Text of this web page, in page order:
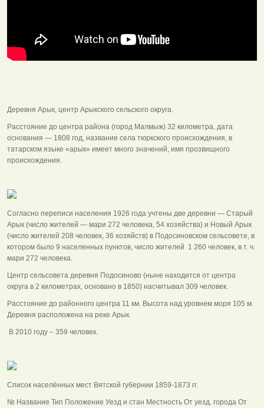
Деревня Арык, центр Арыкского сельского округа.
Расстояние до центра района (город Малмыж) 32 километра, дата
основания — 1808 год, название села тюркского происхождения, в
татарском языке «арык» имеет много значений, имя прозвищного
происхождения.
Согласно переписи населения 1926 года учтены две деревни — Старый
Арык (число жителей — мари 272 человека, 54 хозяйства) и Новый Арык
(число жителей 208 человек, 36 хозяйств) в Подосиновском сельсовете, в
котором было 9 населенных пунктов, число жителей 1 260 человек, в т. ч.
мари 272 человека.
Центр сельсовета деревня Подосиново (ныне находится от центра
округа в 2 километрах, основано в 1850) насчитывал 309 человек.
Расстояние до районного центра 11 км. Высота над уровнем моря 105 м.
Деревня расположена на реке Арык.
В 2010 году – 359 человек.
Список населённых мест Вятской губернии 1859-1873 гг.
№ Название Тип Положение Уезд и стан Местность От уезд. города От